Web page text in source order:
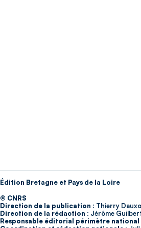
Édition Bretagne et Pays de la Loire
© CNRS
Direction de la publication : Thierry
Direction de la rédaction : Jérôme
Responsable éditorial périmètre national